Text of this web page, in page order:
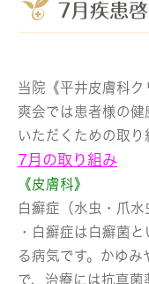
7月疾患
当院《平井皮膚科
爽会では患者様の
いただくための取り
7月の取り組み
《皮膚科》
白癬症（水虫・爪水
・白癬症は白癬菌
る病気です。かゆ
で、治療には抗真菌